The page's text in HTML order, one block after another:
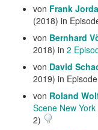
von Frank
(2018) in
von Bernhard
2018) in 2
von David
2019) in Episode
von Roland
Scene New York
2)